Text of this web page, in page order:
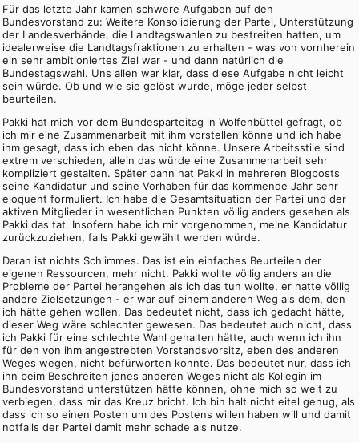
Für das letzte Jahr kamen schwere Aufgaben auf den
Bundesvorstand zu: Weitere Konsolidierung der Partei, Unterstützung
der Landesverbände, die Landtagswahlen zu bestreiten hatten, um
idealerweise die Landtagsfraktionen zu erhalten - was von vornherein
ein sehr ambitioniertes Ziel war - und dann natürlich die
Bundestagswahl. Uns allen war klar, dass diese Aufgabe nicht leicht
sein würde. Ob und wie sie gelöst wurde, möge jeder selbst
beurteilen.
Pakki hat mich vor dem Bundesparteitag in Wolfenbüttel gefragt, ob
ich mir eine Zusammenarbeit mit ihm vorstellen könne und ich habe
ihm gesagt, dass ich eben das nicht könne. Unsere Arbeitsstile sind
extrem verschieden, allein das würde eine Zusammenarbeit sehr
kompliziert gestalten. Später dann hat Pakki in mehreren Blogposts
seine Kandidatur und seine Vorhaben für das kommende Jahr sehr
eloquent formuliert. Ich habe die Gesamtsituation der Partei und der
aktiven Mitglieder in wesentlichen Punkten völlig anders gesehen als
Pakki das tat. Insofern habe ich mir vorgenommen, meine Kandidatur
zurückzuziehen, falls Pakki gewählt werden würde.
Daran ist nichts Schlimmes. Das ist ein einfaches Beurteilen der
eigenen Ressourcen, mehr nicht. Pakki wollte völlig anders an die
Probleme der Partei herangehen als ich das tun wollte, er hatte völlig
andere Zielsetzungen - er war auf einem anderen Weg als dem, den
ich hätte gehen wollen. Das bedeutet nicht, dass ich gedacht hätte,
dieser Weg wäre schlechter gewesen. Das bedeutet auch nicht, dass
ich Pakki für eine schlechte Wahl gehalten hätte, auch wenn ich ihn
für den von ihm angestrebten Vorstandsvorsitz, eben des anderen
Weges wegen, nicht befürworten konnte. Das bedeutet nur, dass ich
ihn beim Beschreiten jenes anderen Weges nicht als Kollegin im
Bundesvorstand unterstützen hätte können, ohne mich so weit zu
verbiegen, dass mir das Kreuz bricht. Ich bin halt nicht eitel genug, als
dass ich so einen Posten um des Postens willen haben will und damit
notfalls der Partei damit mehr schade als nutze.